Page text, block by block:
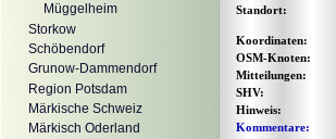
Müggelheim
Storkow
Schöbendorf
Grunow-Dammendorf
Region Potsdam
Märkische Schweiz
Märkisch Oderland
Standort:
Koordinaten:
OSM-Knoten:
Mitteilungen:
SHV:
Hinweis:
Kommentare: